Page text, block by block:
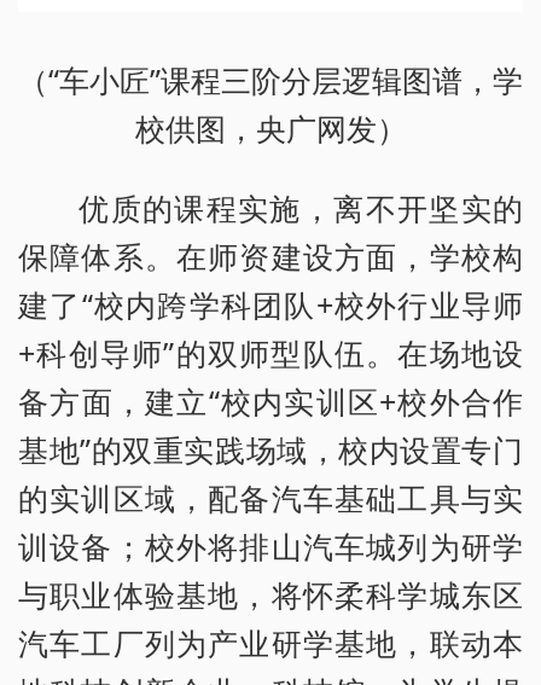
（“车小匠”课程三阶分层逻辑图谱，学
校供图，央广网发）
优质的课程实施，离不开坚实的
保障体系。在师资建设方面，学校构
建了“校内跨学科团队+校外行业导师
+科创导师”的双师型队伍。在场地设
备方面，建立“校内实训区+校外合作
基地”的双重实践场域，校内设置专门
的实训区域，配备汽车基础工具与实
训设备；校外将排山汽车城列为研学
与职业体验基地，将怀柔科学城东区
汽车工厂列为产业研学基地，联动本